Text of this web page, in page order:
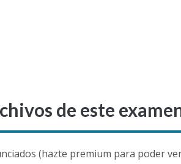
de este
(hazte premium para poder